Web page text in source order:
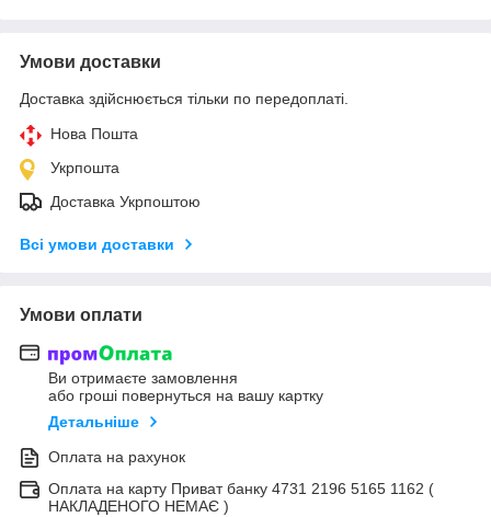
Умови доставки
Доставка здійснюється тільки по передоплаті.
Нова Пошта
Укрпошта
Доставка Укрпоштою
Всі умови доставки
Умови оплати
Ви отримаєте замовлення
або гроші повернуться на вашу картку
Детальніше
Оплата на рахунок
Оплата на карту Приват банку 4731 2196 5165 1162 (
НАКЛАДЕНОГО НЕМАЄ )